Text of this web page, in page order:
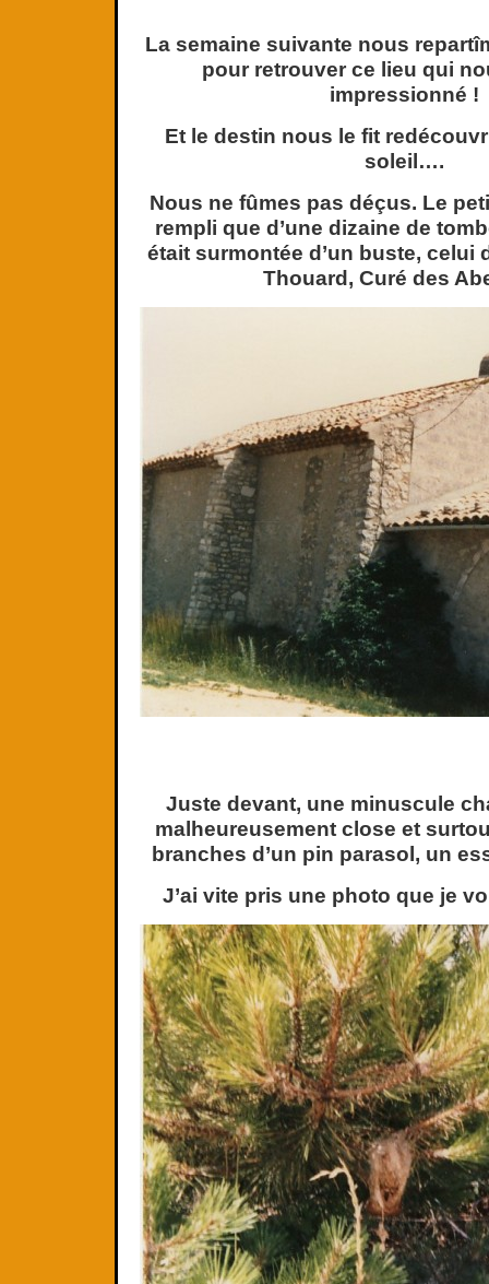
La semaine suivante nous
pour retrouver ce lieu qui
impressionné !
Et le destin nous le fit
soleil….
Nous ne fûmes pas déçus. Le
rempli que d’une dizaine de
était surmontée d’un buste, celui
Thouard, Curé des
Juste devant, une minuscule
malheureusement close et
branches d’un pin parasol, un
J’ai vite pris une photo que je